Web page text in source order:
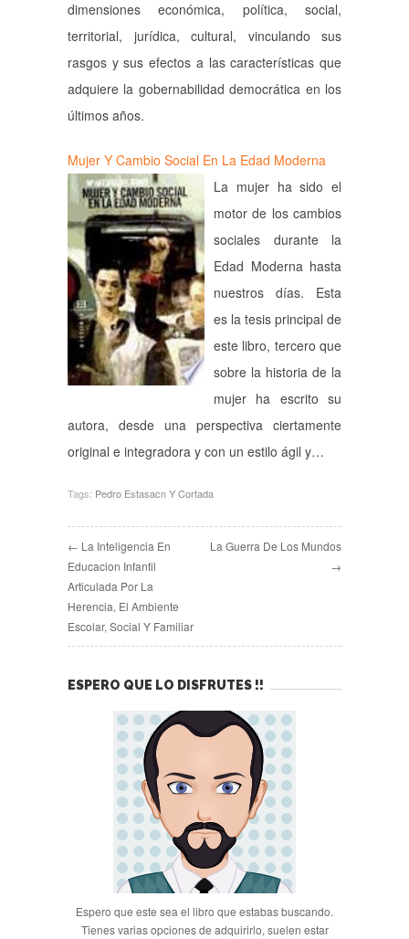
dimensiones económica, política, social,
territorial, jurídica, cultural, vinculando sus
rasgos y sus efectos a las características que
adquiere la gobernabilidad democrática en los
últimos años.
Mujer Y Cambio Social En La Edad Moderna
La mujer ha sido el
motor de los cambios
sociales durante la
Edad Moderna hasta
nuestros días. Esta
es la tesis principal de
este libro, tercero que
sobre la historia de la
mujer ha escrito su
autora, desde una perspectiva ciertamente
original e integradora y con un estilo ágil y…
Tags: Pedro Estasacn Y Cortada
← La Inteligencia En
Educacion Infantil
Articulada Por La
Herencia, El Ambiente
Escolar, Social Y Familiar
La Guerra De Los Mundos
→
ESPERO QUE LO DISFRUTES !!
Espero que este sea el libro que estabas buscando.
Tienes varias opciones de adquirirlo, suelen estar